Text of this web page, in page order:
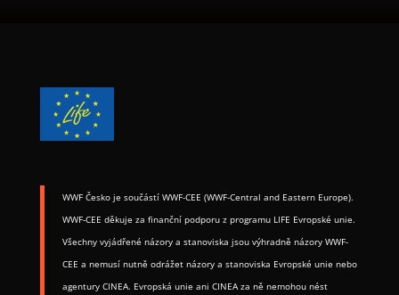
WWF Česko je součástí WWF-CEE (WWF-Central and Eastern Europe). ​
WWF-CEE děkuje za finanční podporu z programu LIFE Evropské unie.
Všechny vyjádřené názory a stanoviska jsou výhradně názory WWF-
CEE a nemusí nutně odrážet názory a stanoviska Evropské unie nebo
agentury CINEA. Evropská unie ani CINEA za ně nemohou nést